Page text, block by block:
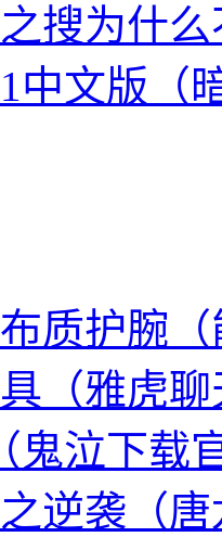
搜为什
中文版（
质护腕
（雅虎
鬼泣下载
逆袭（